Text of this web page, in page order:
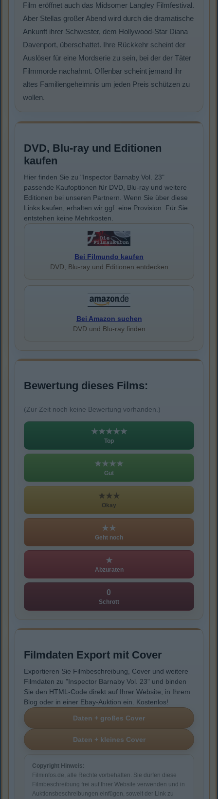
Film eröffnet auch das Midsomer Langley Filmfestival.
Aber Stellas großer Abend wird durch die dramatische
Ankunft ihrer Schwester, dem Hollywood-Star Diana
Davenport, überschattet. Ihre Rückkehr scheint der
Auslöser für eine Mordserie zu sein, bei der der Täter
Filmmorde nachahmt. Offenbar scheint jemand ihr
altes Familiengeheimnis um jeden Preis schützen zu
wollen.
DVD, Blu-ray und Editionen
kaufen
Hier finden Sie zu "Inspector Barnaby Vol. 23"
passende Kaufoptionen für DVD, Blu-ray und weitere
Editionen bei unseren Partnern. Wenn Sie über diese
Links kaufen, erhalten wir ggf. eine Provision. Für Sie
entstehen keine Mehrkosten.
Bei Filmundo kaufen
DVD, Blu-ray und Editionen entdecken
Bei Amazon suchen
DVD und Blu-ray finden
Bewertung dieses Films:
(Zur Zeit noch keine Bewertung vorhanden.)
★★★★★
Top
★★★★
Gut
★★★
Okay
★★
Geht noch
★
Abzuraten
0
Schrott
Filmdaten Export mit Cover
Exportieren Sie Filmbeschreibung, Cover und weitere
Filmdaten zu "Inspector Barnaby Vol. 23" und binden
Sie den HTML-Code direkt auf Ihrer Website, in Ihrem
Blog oder in einer Ebay-Auktion ein. Kostenlos!
Copyright Hinweis:
Filminfos.de, alle Rechte vorbehalten. Sie dürfen diese
Filmbeschreibung frei auf Ihrer Website verwenden und in
Auktionsbeschreibungen einfügen, soweit der Link zu